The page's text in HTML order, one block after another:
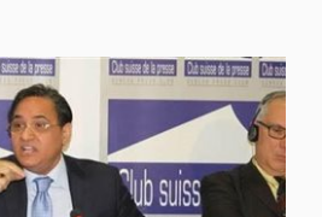
mouvement, par laquelle il a